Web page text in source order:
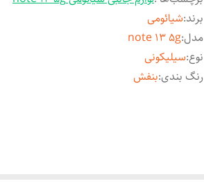
برند:شیائومی
مدل:
note 13 5g
نوع:سیلیکونی
رنگ بندی:بنفش